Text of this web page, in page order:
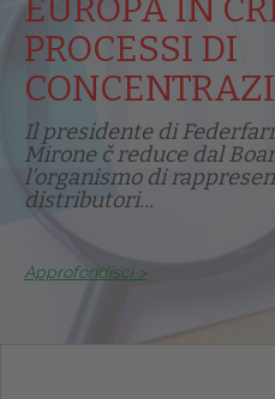
EUROPA IN
PROCESSI DI
Il presidente di
Mirone č reduce dal
l'organismo di
distributori...
Approfondisci >